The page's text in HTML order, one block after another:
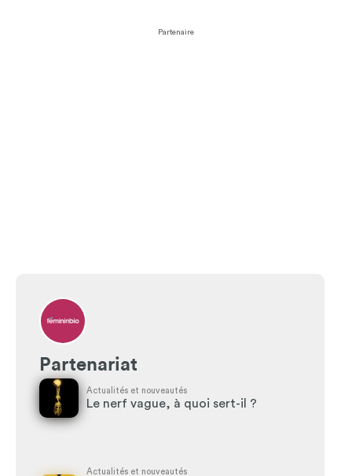
Partenaire
Partenariat
Actualités et nouveautés
Le nerf vague, à quoi sert-il ?
Actualités et nouveautés